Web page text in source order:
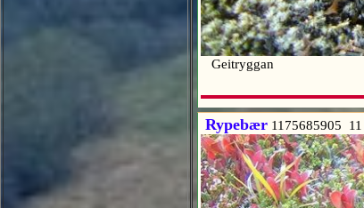
Geitryggan
Rypebær 1175685905 11